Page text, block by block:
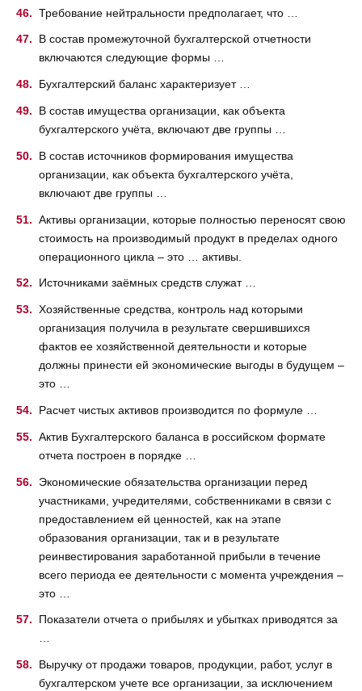
Требование нейтральности предполагает, что …
В состав промежуточной бухгалтерской отчетности
включаются следующие формы …
Бухгалтерский баланс характеризует …
В состав имущества организации, как объекта
бухгалтерского учёта, включают две группы …
В состав источников формирования имущества
организации, как объекта бухгалтерского учёта,
включают две группы …
Активы организации, которые полностью переносят свою
стоимость на производимый продукт в пределах одного
операционного цикла – это … активы.
Источниками заёмных средств служат …
Хозяйственные средства, контроль над которыми
организация получила в результате свершившихся
фактов ее хозяйственной деятельности и которые
должны принести ей экономические выгоды в будущем –
это …
Расчет чистых активов производится по формуле …
Актив Бухгалтерского баланса в российском формате
отчета построен в порядке …
Экономические обязательства организации перед
участниками, учредителями, собственниками в связи с
предоставлением ей ценностей, как на этапе
образования организации, так и в результате
реинвестирования заработанной прибыли в течение
всего периода ее деятельности с момента учреждения –
это …
Показатели отчета о прибылях и убытках приводятся за
…
Выручку от продажи товаров, продукции, работ, услуг в
бухгалтерском учете все организации, за исключением